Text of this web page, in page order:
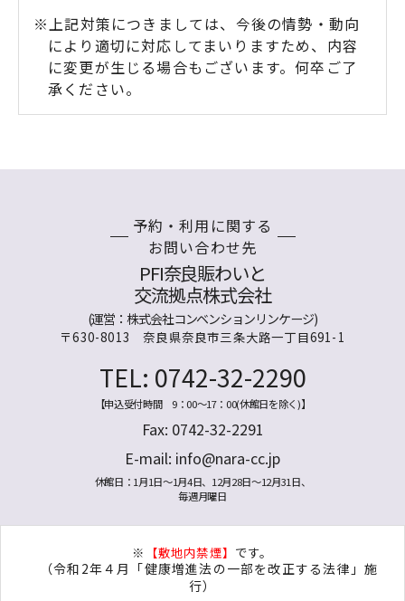
※上記対策につきましては、今後の情勢・動向
により適切に対応してまいりますため、内容
に変更が生じる場合もございます。何卒ご了
承ください。
予約・利用に関する
お問い合わせ先
PFI奈良賑わいと
交流拠点株式会社
(運営：株式会社コンベンションリンケージ)
〒630-8013 奈良県奈良市三条大路一丁目691-1
TEL: 0742-32-2290
【申込受付時間 9：00～17：00(休館日を除く)】
Fax: 0742-32-2291
E-mail: info@nara-cc.jp
休館日：1月1日～1月4日、12月28日～12月31日、
毎週月曜日
※ 【敷地内禁煙】 です。
（令和2年４月「健康増進法の一部を改正する法律」施
行）